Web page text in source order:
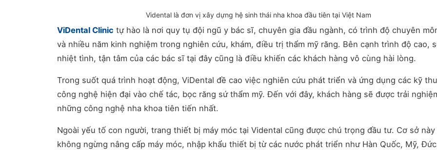
Vidental là đơn vị xây dựng hệ sinh thái nha khoa đầu tiên tại Việt Nam
ViDental Clinic tự hào là nơi quy tụ đội ngũ y bác sĩ, chuyên gia đầu ngành, có trình độ chuyên
và nhiều năm kinh nghiệm trong nghiên cứu, khám, điều trị thẩm mỹ răng. Bên cạnh trình độ cao,
nhiệt tình, tận tâm của các bác sĩ tại đây cũng là điều khiến các khách hàng vô cùng hài lòng.
Trong suốt quá trình hoạt động, ViDental đề cao việc nghiên cứu phát triển và ứng dụng các kỹ
công nghệ hiện đại vào chế tác, bọc răng sứ thẩm mỹ. Đến với đây, khách hàng sẽ được trải
những công nghệ nha khoa tiên tiến nhất.
Ngoài yếu tố con người, trang thiết bị máy móc tại Vidental cũng được chú trọng đầu tư. Cơ sở này
không ngừng nâng cấp máy móc, nhập khẩu thiết bị từ các nước phát triển như Hàn Quốc, Mỹ,